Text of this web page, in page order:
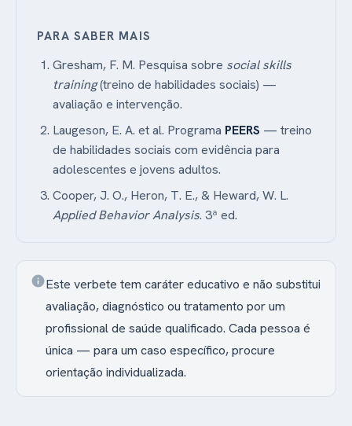
PARA SABER MAIS
Gresham, F. M. Pesquisa sobre social skills
training(treino de habilidades sociais) —
avaliação e intervenção.
Laugeson, E. A. et al. Programa PEERS — treino
de habilidades sociais com evidência para
adolescentes e jovens adultos.
Cooper, J. O., Heron, T. E., & Heward, W. L.
Applied Behavior Analysis. 3ª ed.
infoEste verbete tem caráter educativo e não substitui
avaliação, diagnóstico ou tratamento por um
profissional de saúde qualificado. Cada pessoa é
única — para um caso específico, procure
orientação individualizada.